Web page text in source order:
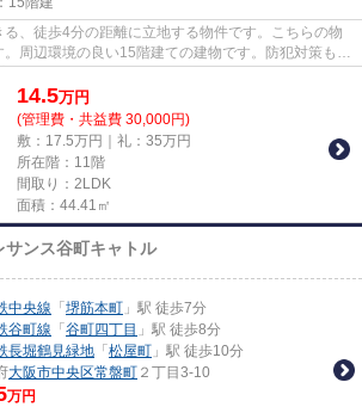
、徒歩4分の距離に立地する物件です。こちらの物
周辺環境の良い15階建ての建物です。防犯対策もバ
14.5万円
(管理費・共益費 30,000円)
敷：17.5万円｜礼：35万円
所在階：11階
間取り：2LDK
面積：44.41㎡
サンス谷町キャトル
中央線 「 堺筋本町 」駅 徒歩7分
谷町線 「 谷町四丁目 」駅 徒歩8分
長堀鶴見緑地 「 松屋町 」駅 徒歩10分
大阪市中央区常盤町 ２丁目3-10
万円